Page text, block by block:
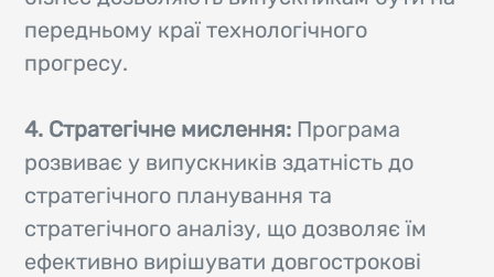
передньому краї технологічного
прогресу.
4. Стратегічне мислення: Програма
розвиває у випускників здатність до
стратегічного планування та
стратегічного аналізу, що дозволяє їм
ефективно вирішувати довгострокові